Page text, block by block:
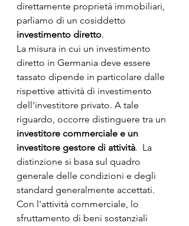
direttamente proprietà immobiliari,
parliamo di un cosiddetto
investimento diretto.
La misura in cui un investimento
diretto in Germania deve essere
tassato dipende in particolare dalle
rispettive attività di investimento
dell'investitore privato. A tale
riguardo, occorre distinguere tra un
investitore commerciale e un
investitore gestore di attività.  La
distinzione si basa sul quadro
generale delle condizioni e degli
standard generalmente accettati.
Con l'attività commerciale, lo
sfruttamento di beni sostanziali